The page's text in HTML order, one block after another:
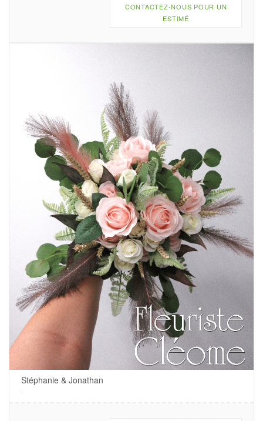
CONTACTEZ-NOUS POUR UN
ESTIMÉ
Stéphanie & Jonathan